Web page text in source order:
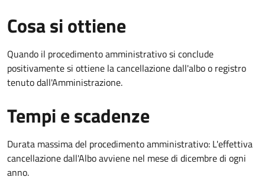
Cosa si ottiene
Quando il procedimento amministrativo si conclude
positivamente si ottiene la cancellazione dall'albo o registro
tenuto dall'Amministrazione.
Tempi e scadenze
Durata massima del procedimento amministrativo: L'effettiva
cancellazione dall'Albo avviene nel mese di dicembre di ogni
anno.